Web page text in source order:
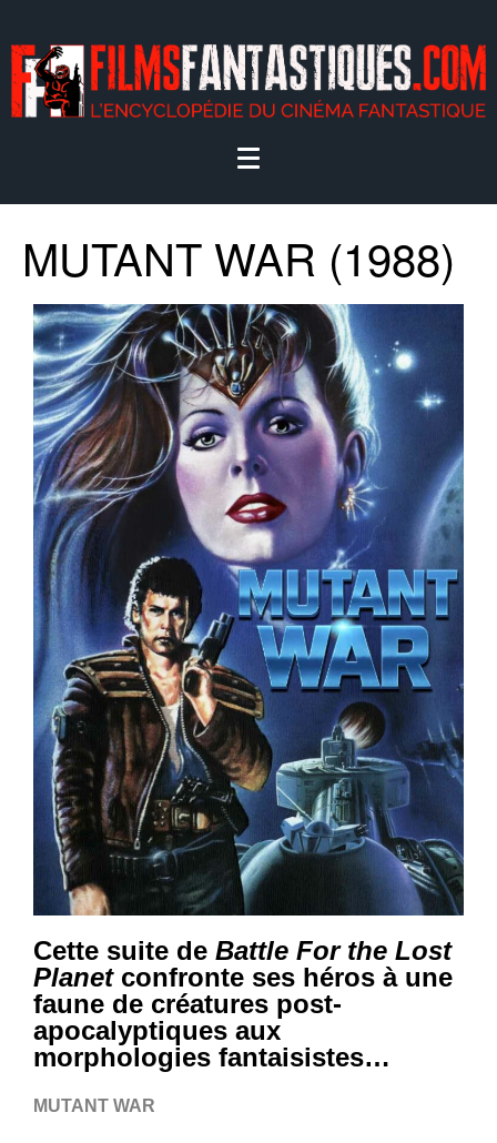
MUTANT WAR (1988)
Cette suite de Battle For the Lost
Planetconfronte ses héros à une
faune de créatures post-
apocalyptiques aux
morphologies fantaisistes…
MUTANT WAR